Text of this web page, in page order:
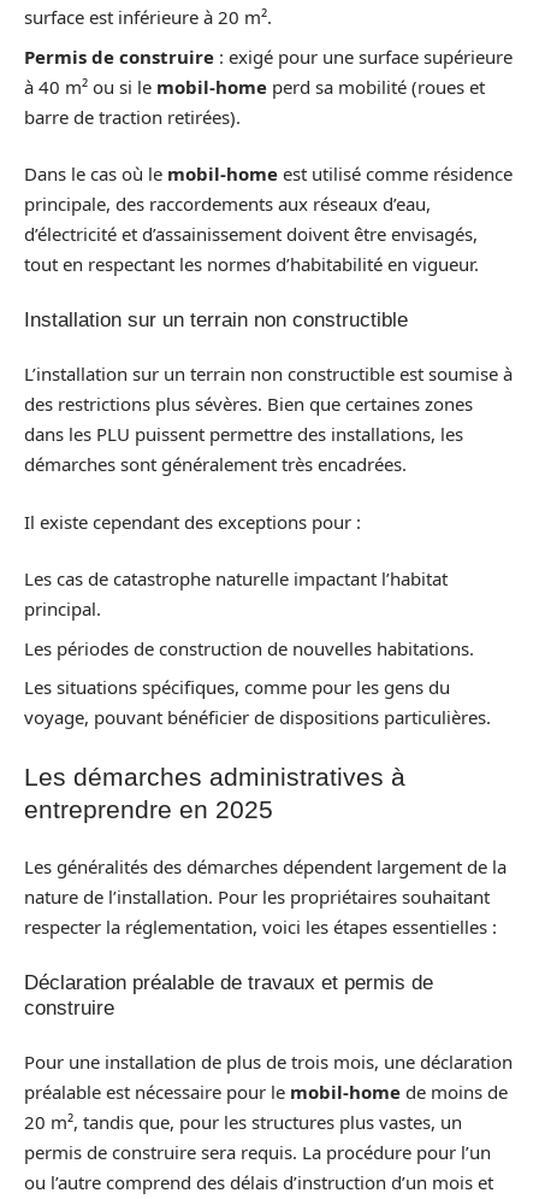
surface est inférieure à 20 m².
Permis de construire : exigé pour une surface supérieure
à 40 m² ou si le mobil-home perd sa mobilité (roues et
barre de traction retirées).
Dans le cas où le mobil-home est utilisé comme résidence
principale, des raccordements aux réseaux d’eau,
d’électricité et d’assainissement doivent être envisagés,
tout en respectant les normes d’habitabilité en vigueur.
Installation sur un terrain non constructible
L’installation sur un terrain non constructible est soumise à
des restrictions plus sévères. Bien que certaines zones
dans les PLU puissent permettre des installations, les
démarches sont généralement très encadrées.
Il existe cependant des exceptions pour :
Les cas de catastrophe naturelle impactant l’habitat
principal.
Les périodes de construction de nouvelles habitations.
Les situations spécifiques, comme pour les gens du
voyage, pouvant bénéficier de dispositions particulières.
Les démarches administratives à
entreprendre en 2025
Les généralités des démarches dépendent largement de la
nature de l’installation. Pour les propriétaires souhaitant
respecter la réglementation, voici les étapes essentielles :
Déclaration préalable de travaux et permis de
construire
Pour une installation de plus de trois mois, une déclaration
préalable est nécessaire pour le mobil-home de moins de
20 m², tandis que, pour les structures plus vastes, un
permis de construire sera requis. La procédure pour l’un
ou l’autre comprend des délais d’instruction d’un mois et